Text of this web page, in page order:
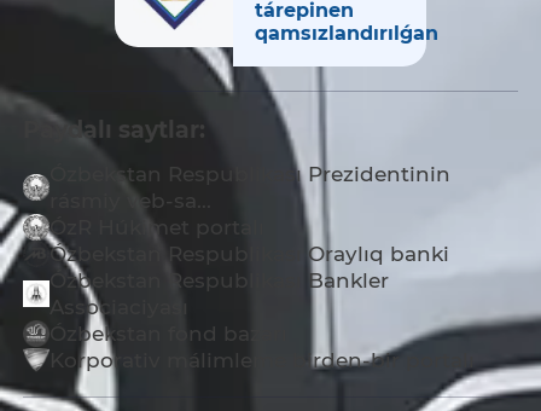
tárepinen
qamsızlandırılǵan
Paydalı saytlar:
Ózbekstan Respublikası Prezidentinin
rásmiy veb-sa...
ÓzR Húkimet portalı
Ózbekstan Respublikası Oraylıq banki
Ózbekstan Respublikası Bankler
Associaciyası
Ózbekstan fond bazarı
Korporativ málimleme birden-bir portalı